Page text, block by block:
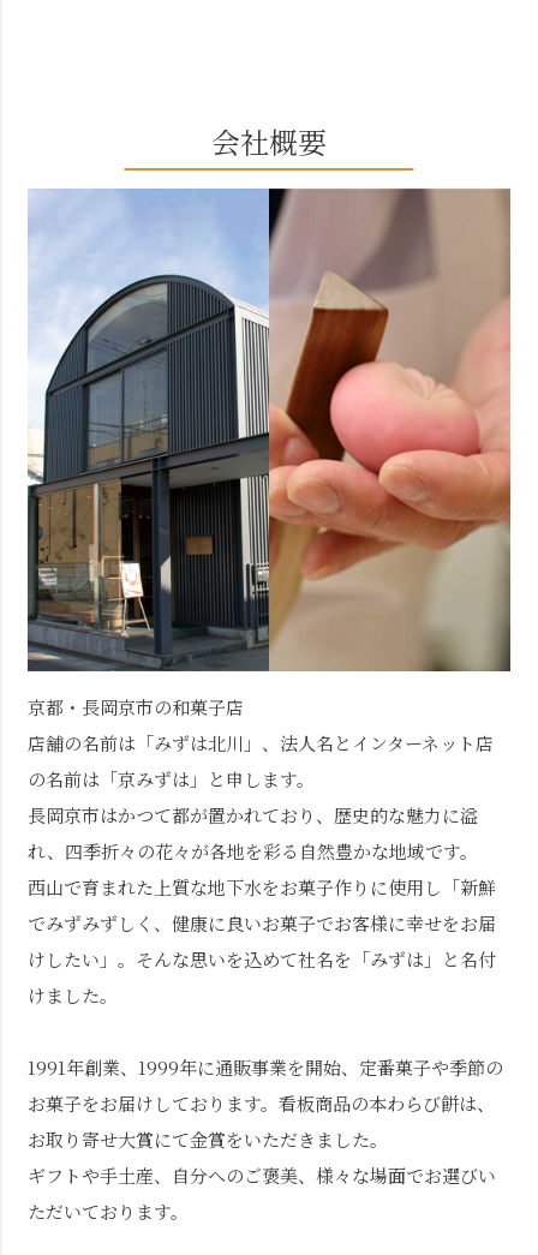
会社概要
京都・長岡京市の和菓子店
店舗の名前は「みずは北川」、法人名とインターネット店
の名前は「京みずは」と申します。
長岡京市はかつて都が置かれており、歴史的な魅力に溢
れ、四季折々の花々が各地を彩る自然豊かな地域です。
西山で育まれた上質な地下水をお菓子作りに使用し「新鮮
でみずみずしく、健康に良いお菓子でお客様に幸せをお届
けしたい」。そんな思いを込めて社名を「みずは」と名付
けました。
1991年創業、1999年に通販事業を開始、定番菓子や季節の
お菓子をお届けしております。看板商品の本わらび餅は、
お取り寄せ大賞にて金賞をいただきました。
ギフトや手土産、自分へのご褒美、様々な場面でお選びい
ただいております。